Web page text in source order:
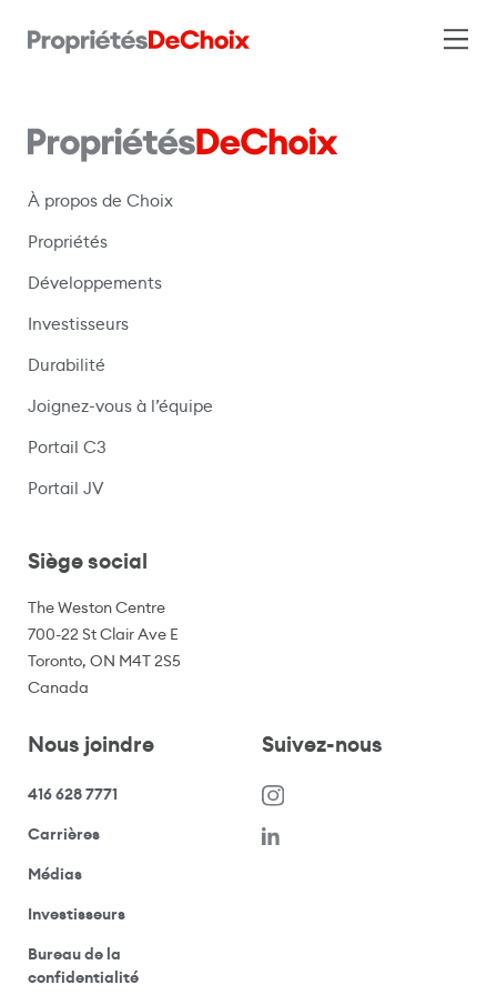
À propos de Choix
Propriétés
Développements
Investisseurs
Durabilité
Joignez-vous à l’équipe
Portail C3
Portail JV(s’ouvre dans une nouvelle fenêtre)
Siège social
The Weston Centre
700-22 St Clair Ave E
Toronto, ON M4T 2S5
Canada
Nous joindre
416 628 7771
Carrières(s’ouvre dans une nouvelle fenêtre)
Médias(ouvre votre application de messagerie)
Investisseurs(ouvre votre application de messagerie)
Bureau de la
confidentialité(ouvre votre application de messagerie)
Suivez-nous